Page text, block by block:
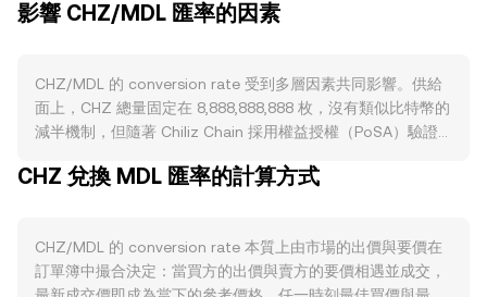
影響 CHZ/MDL 匯率的因素
CHZ/MDL 的 conversion rate 受到多層因素共同影響。供給
面上，CHZ 總量固定在 8,888,888,888 枚，沒有類似比特幣的
減半機制，但隨著 Chiliz Chain 採用權益授權（PoSA）驗證
通供給階段性收緊；網路手續費以 CHZ 支付，鏈上活動高峰
Socios.com 上的投票與權益兌換、俱樂部與聯賽的新合作，
以及 Chiliz Chain 上的應用部署與交易量，都會提升對 CHZ
CHZ 兌換 MDL 匯率的計算方式
CHZ/MDL 的 conversion rate 本質上由市場的出價與要價在
訂單簿中撮合決定：當買方的出價與賣方的要價相遇並成交，